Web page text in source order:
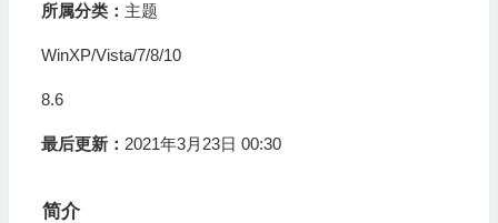
所属分类： 主题
WinXP/Vista/7/8/10
8.6
最后更新： 2021年3月23日 00:30
简介